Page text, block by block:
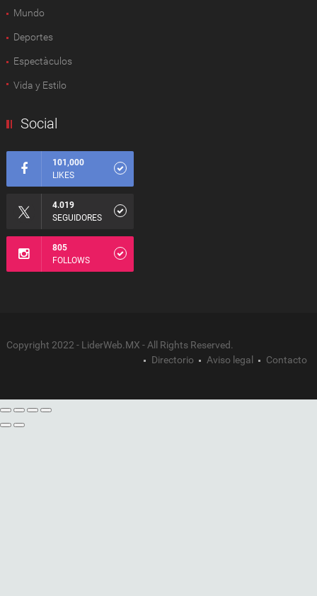
Mundo
Deportes
Espectàculos
Vida y Estilo
Social
101,000
LIKES
4.019
SEGUIDORES
805
FOLLOWS
Copyright 2022 - LiderWeb.MX - All Rights Reserved.
Directorio
Aviso legal Contacto